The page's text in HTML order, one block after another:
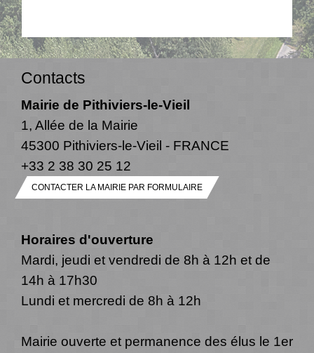
Contacts
Mairie de Pithiviers-le-Vieil
1, Allée de la Mairie
45300 Pithiviers-le-Vieil - FRANCE
+33 2 38 30 25 12
CONTACTER LA MAIRIE PAR FORMULAIRE
Horaires d'ouverture
Mardi, jeudi et vendredi de 8h à 12h et de
14h à 17h30
Lundi et mercredi de 8h à 12h
Mairie ouverte et permanence des élus le 1er